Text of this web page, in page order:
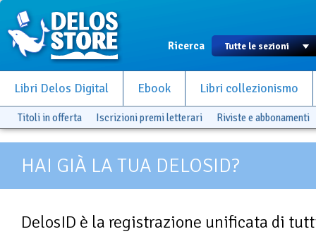
Ricerca
Libri Delos Digital Ebook Libri collezionismo
Titoli in offerta Iscrizioni premi letterari Riviste e abbonamenti
HAI GIÀ LA TUA DELOSID?
DelosID è la registrazione unificata di